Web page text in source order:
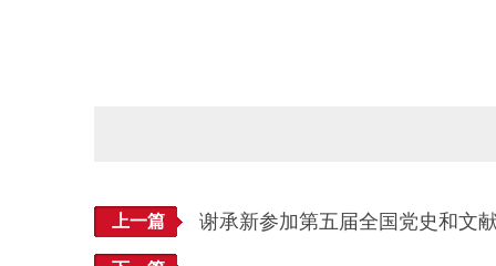
上一篇 谢承新参加第五届全国党史和文